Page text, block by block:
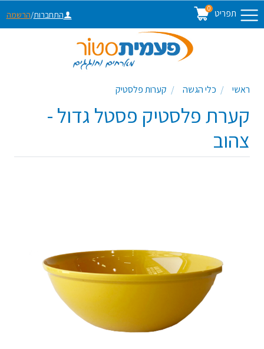
תפריט 0
התחברות/הרשמה
ראשי כלי הגשה קערות פלסטיק
קערת פלסטיק פסטל גדול -
צהוב